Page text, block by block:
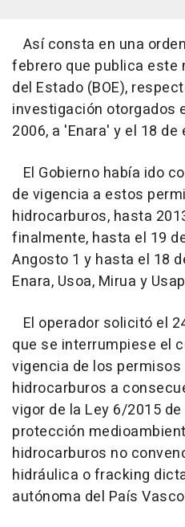
Así consta en una
febrero que publica este
del Estado (BOE),
investigación otorgados
2006, a 'Enara' y el 18
El Gobierno había ido
de vigencia a estos
hidrocarburos, hasta
finalmente, hasta el 19
Angosto 1 y hasta el 18
Enara, Usoa, Mirua y
El operador solicitó el
que se interrumpiese el
vigencia de los
hidrocarburos a
vigor de la Ley 6/2015
protección
hidrocarburos no
hidráulica o fracking
autónoma del País